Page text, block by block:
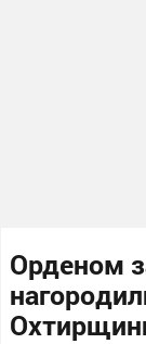
Орденом